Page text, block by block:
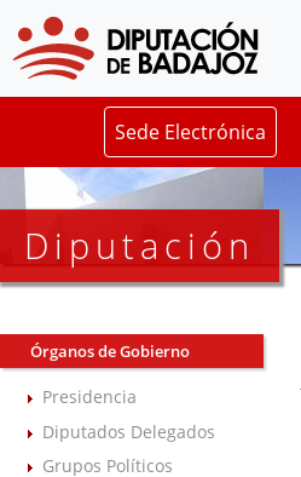
Sede Electrónica
Diputación
Órganos de Gobierno
Presidencia
Diputados Delegados
Grupos Políticos